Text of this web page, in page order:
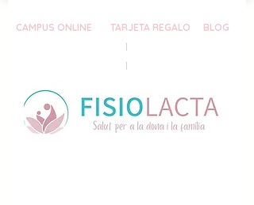
CAMPUS ONLINE TARJETA REGALO BLOG